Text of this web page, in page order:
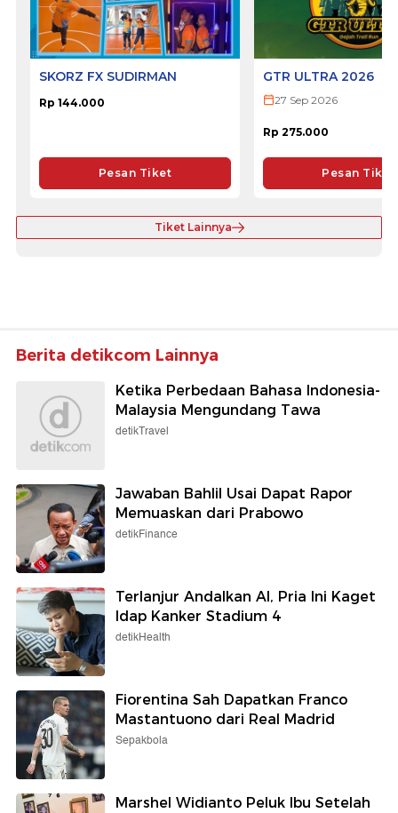
SKORZ FX SUDIRMAN
Rp 144.000
Pesan Tiket
GTR ULTRA 2026
27 Sep 2026
Rp 275.000
Pesan Tiket
Tiket Lainnya
Berita detikcom Lainnya
Ketika Perbedaan Bahasa Indonesia-
Malaysia Mengundang Tawa
detikTravel
Jawaban Bahlil Usai Dapat Rapor
Memuaskan dari Prabowo
detikFinance
Terlanjur Andalkan AI, Pria Ini Kaget
Idap Kanker Stadium 4
detikHealth
Fiorentina Sah Dapatkan Franco
Mastantuono dari Real Madrid
Sepakbola
Marshel Widianto Peluk Ibu Setelah